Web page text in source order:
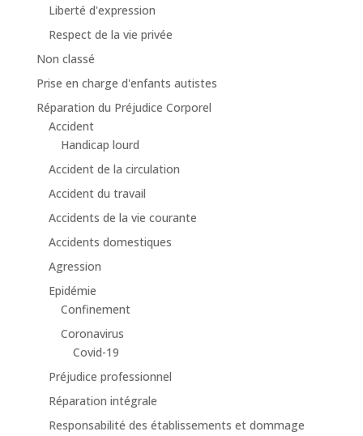
Liberté d'expression
Respect de la vie privée
Non classé
Prise en charge d'enfants autistes
Réparation du Préjudice Corporel
Accident
Handicap lourd
Accident de la circulation
Accident du travail
Accidents de la vie courante
Accidents domestiques
Agression
Epidémie
Confinement
Coronavirus
Covid-19
Préjudice professionnel
Réparation intégrale
Responsabilité des établissements et dommage